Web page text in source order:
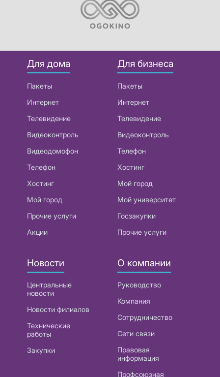
Для дома
Пакеты
Интернет
Телевидение
Видеоконтроль
Видеодомофон
Телефон
Хостинг
Мой город
Прочие услуги
Акции
Для бизнеса
Пакеты
Интернет
Телевидение
Видеоконтроль
Телефон
Хостинг
Мой город
Мой университет
Госзакупки
Прочие услуги
Новости
Центральные
новости
Новости филиалов
Технические
работы
Закупки
О компании
Руководство
Компания
Сотрудничество
Сети связи
Правовая
информация
Профсоюзная